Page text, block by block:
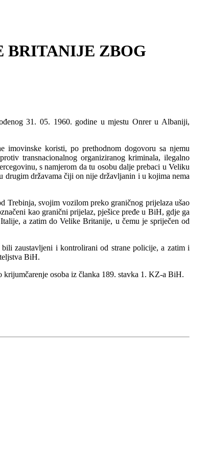
BRITANIJE ZBOG
31. 05. 1960. godine u mjestu Onrer u Albaniji,
imovinske koristi, po prethodnom dogovoru sa njemu
transnacionalnog organiziranog kriminala, ilegalno
s namjerom da tu osobu dalje prebaci u Veliku
drugim državama čiji on nije državljanin i u kojima nema
Trebinja, svojim vozilom preko graničnog prijelaza ušao
kao granični prijelaz, pješice pređe u BiH, gdje ga
a zatim do Velike Britanije, u čemu je spriječen od
zaustavljeni i kontrolirani od strane policije, a zatim i
BiH.
osoba iz članka 189. stavka 1. KZ-a BiH.